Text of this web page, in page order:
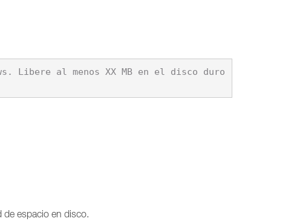
Libere al menos XX MB en el disco duro
de espacio en disco.